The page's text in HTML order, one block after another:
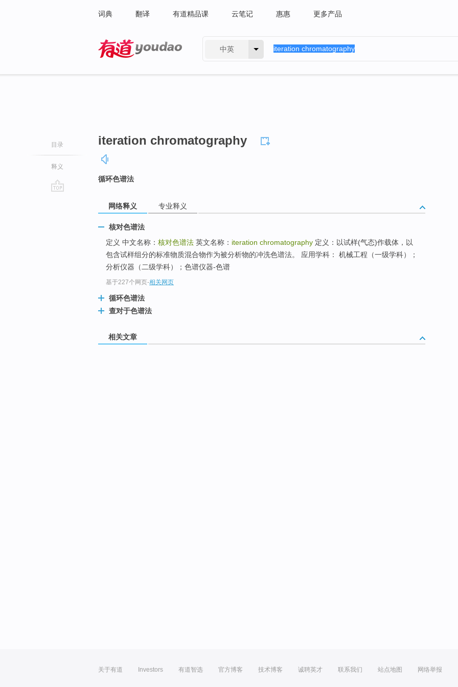
词典 翻译 有道精品课 云笔记 惠惠 更多产品
中英
目录
释义
iteration chromatography
循环色谱法
网络释义 专业释义
核对色谱法
定义 中文名称： 核对色谱法 英文名称： iteration chromatography 定义：以试样(气态)作载体，以
包含试样组分的标准物质混合物作为被分析物的冲洗色谱法。 应用学科： 机械工程（一级学科）；
分析仪器（二级学科）；色谱仪器-色谱
基于227个网页-相关网页
循环色谱法
查对于色谱法
相关文章
关于有道 Investors 有道智选 官方博客 技术博客 诚聘英才 联系我们 站点地图 网络举报